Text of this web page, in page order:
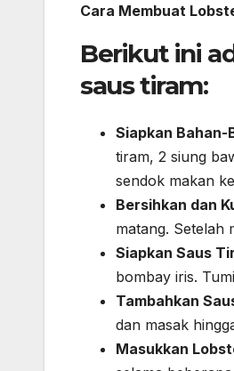
Cara Membuat
Berikut ini
saus tiram:
Siapkan Bahan-
tiram, 2 siung
sendok makan
Bersihkan dan
matang. Setelah
Siapkan Saus
bombay iris.
Tambahkan
dan masak
Masukkan